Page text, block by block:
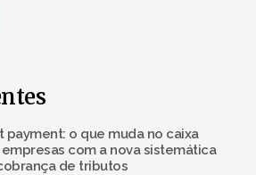
payment: o que muda no caixa
empresas com a nova sistemática
de tributos